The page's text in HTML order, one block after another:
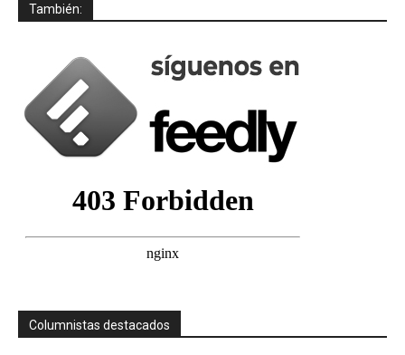
También:
Columnistas destacados